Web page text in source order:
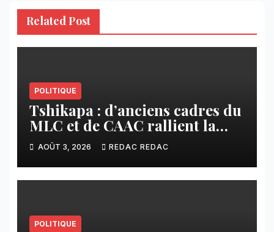
Related Post
POLITIQUE
Tshikapa : d’anciens cadres du
MLC et de CAAC rallient la
Dynamique pour la
Transformation du Congo
AOÛT 3, 2026 REDAC REDAC
POLITIQUE